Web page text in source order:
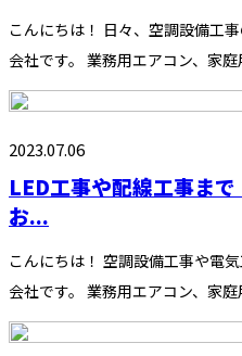
こんにちは！ 日々、空調設備工
会社です。 業務用エアコン、家庭
2023.07.06
LED工事や配線工事ま
お...
こんにちは！ 空調設備工事や電
会社です。 業務用エアコン、家庭